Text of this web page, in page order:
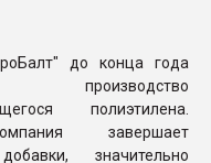
до конца года
производство
полиэтилена.
завершает
значительно